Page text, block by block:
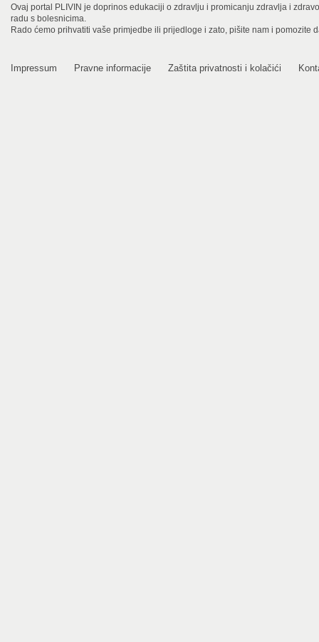
Ovaj portal PLIVIN je doprinos edukaciji o zdravlju i promicanju zdravlja i
radu s bolesnicima.
Rado ćemo prihvatiti vaše primjedbe ili prijedloge i zato, pišite nam i pomozite
Impressum Pravne informacije Zaštita privatnosti i kolačići